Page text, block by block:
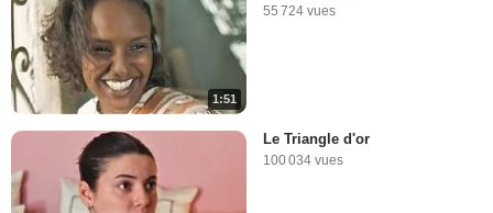
1:51
55 724 vues
Le Triangle d'or
100 034 vues